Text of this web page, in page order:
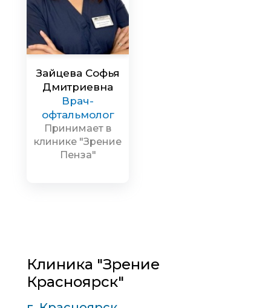
Зайцева Софья
Дмитриевна
Врач-
офтальмолог
Принимает в
клинике "Зрение
Пенза"
Клиника "Зрение
Красноярск"